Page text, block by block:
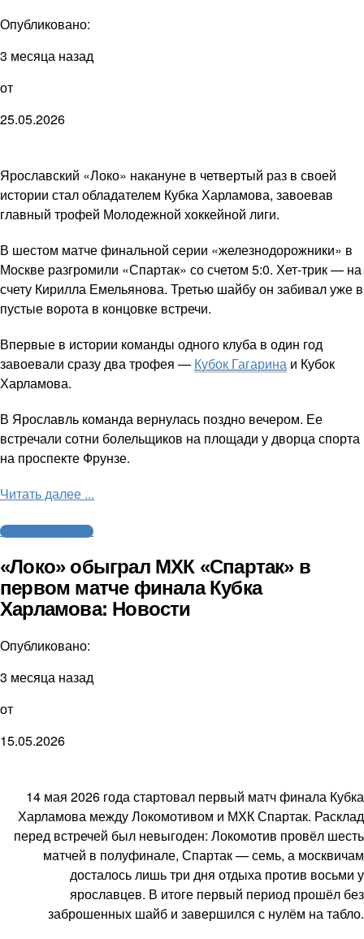
Опубликовано:
3 месяца назад
от
25.05.2026
Ярославский «Локо» накануне в четвертый раз в своей
истории стал обладателем Кубка Харламова, завоевав
главный трофей Молодежной хоккейной лиги.
В шестом матче финальной серии «железнодорожники» в
Москве разгромили «Спартак» со счетом 5:0. Хет-трик — на
счету Кирилла Емельянова. Третью шайбу он забивал уже в
пустые ворота в концовке встречи.
Впервые в истории команды одного клуба в один год
завоевали сразу два трофея — Кубок Гагарина и Кубок
Харламова.
В Ярославль команда вернулась поздно вечером. Ее
встречали сотни болельщиков на площади у дворца спорта
на проспекте Фрунзе.
Читать далее ...
Молодежный хоккей
«Локо» обыграл МХК «Спартак» в
первом матче финала Кубка
Харламова: Новости
Опубликовано:
3 месяца назад
от
15.05.2026
14 мая 2026 года стартовал первый матч финала Кубка
Харламова между Локомотивом и МХК Спартак. Расклад
перед встречей был невыгоден: Локомотив провёл шесть
матчей в полуфинале, Спартак — семь, а москвичам
досталось лишь три дня отдыха против восьми у
ярославцев. В итоге первый период прошёл без
заброшенных шайб и завершился с нулём на табло.